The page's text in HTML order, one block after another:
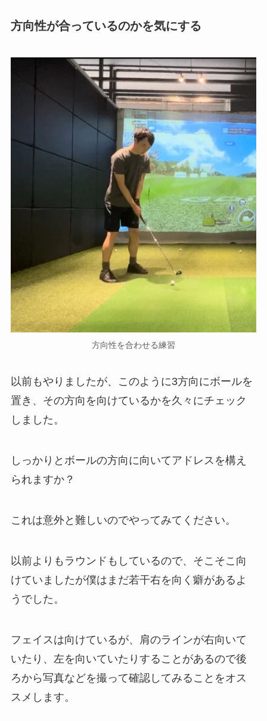
方向性が合っているのかを気にする
方向性を合わせる練習
以前もやりましたが、このように3方向にボールを
置き、その方向を向けているかを久々にチェック
しました。
しっかりとボールの方向に向いてアドレスを構え
られますか？
これは意外と難しいのでやってみてください。
以前よりもラウンドもしているので、そこそこ向
けていましたが僕はまだ若干右を向く癖があるよ
うでした。
フェイスは向けているが、肩のラインが右向いて
いたり、左を向いていたりすることがあるので後
ろから写真などを撮って確認してみることをオス
スメします。